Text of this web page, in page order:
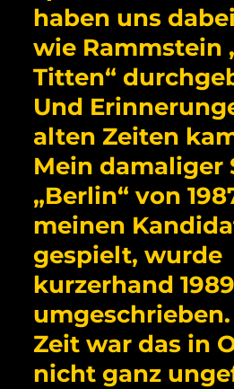
haben uns
wie Rammstein
Titten“
Und
alten Zeiten
Mein damaliger
„Berlin“ von
meinen
gespielt, wurde
kurzerhand 1989
Zeit war das in
nicht ganz